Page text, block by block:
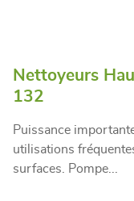
Nettoyeurs
132
Puissance
utilisations
surfaces. Pompe...